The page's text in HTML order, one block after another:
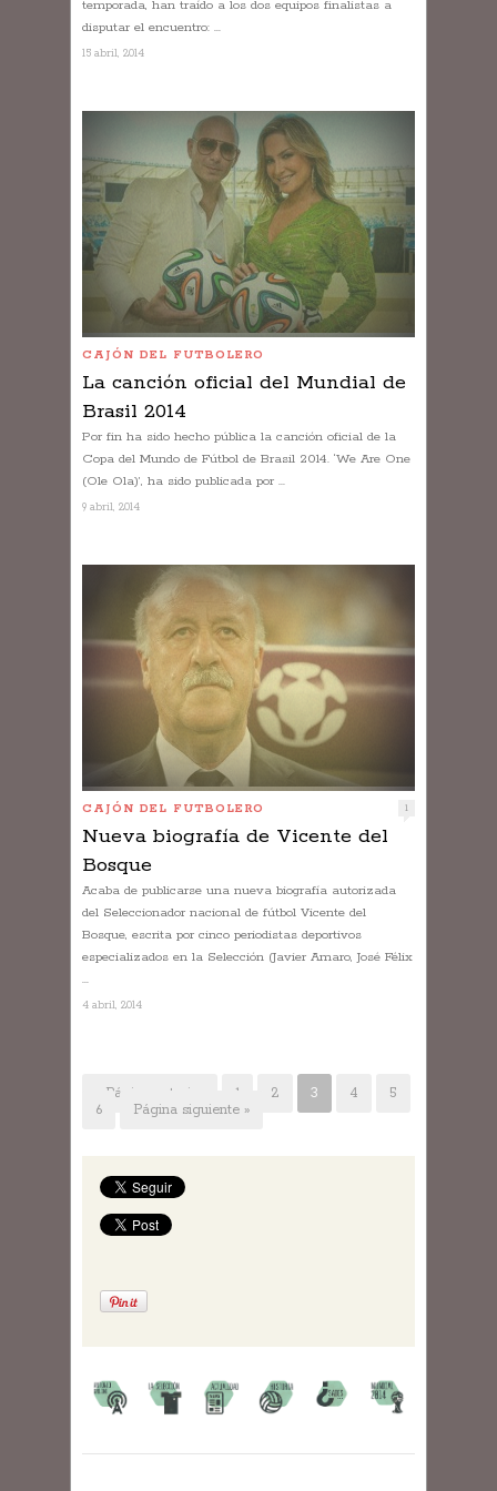
temporada, han traído a los dos equipos finalistas a
disputar el encuentro: ...
15 abril, 2014
CAJÓN DEL FUTBOLERO
La canción oficial del Mundial de
Brasil 2014
Por fin ha sido hecho pública la canción oficial de la
Copa del Mundo de Fútbol de Brasil 2014. ‘We Are One
(Ole Ola)’, ha sido publicada por ...
9 abril, 2014
CAJÓN DEL FUTBOLERO 1
Nueva biografía de Vicente del
Bosque
Acaba de publicarse una nueva biografía autorizada
del Seleccionador nacional de fútbol Vicente del
Bosque, escrita por cinco periodistas deportivos
especializados en la Selección (Javier Amaro, José Félix
...
4 abril, 2014
« Página anterior 1 2 3 4
5
6
Página siguiente »